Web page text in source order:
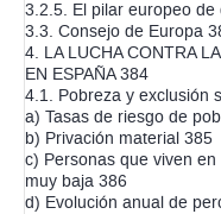
3.2.5. El pilar europeo de
3.3. Consejo de Europa
4. LA LUCHA CONTRA
EN ESPAÑA 384
4.1. Pobreza y exclusión
a) Tasas de riesgo de
b) Privación material 385
c) Personas que viven
muy baja 386
d) Evolución anual de